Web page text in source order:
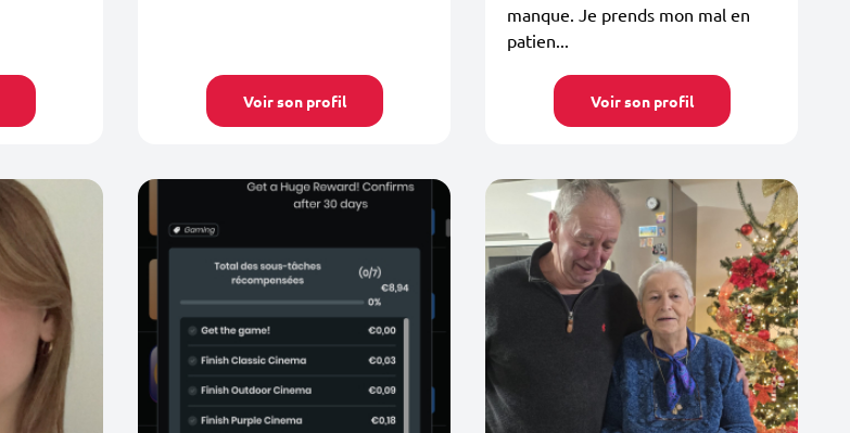
Voir son profil
manque. Je prends mon mal en
patien...
Voir son profil